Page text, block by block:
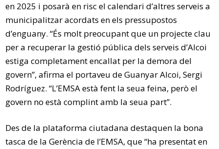
en 2025 i posarà en risc el calendari d’altres serveis a
municipalitzar acordats en els pressupostos
d’enguany. “És molt preocupant que un projecte clau
per a recuperar la gestió pública dels serveis d’Alcoi
estiga completament encallat per la demora del
govern”, afirma el portaveu de Guanyar Alcoi, Sergi
Rodríguez. “L’EMSA està fent la seua feina, però el
govern no està complint amb la seua part”.
Des de la plataforma ciutadana destaquen la bona
tasca de la Gerència de l’EMSA, que “ha presentat en